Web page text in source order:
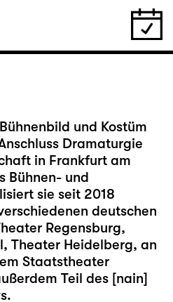
und Kostüm
Dramaturgie
in Frankfurt am
Bühnen- und
sie seit 2018
deutschen
Regensburg,
Theater Heidelberg, an
Staatstheater
Teil des [nain]